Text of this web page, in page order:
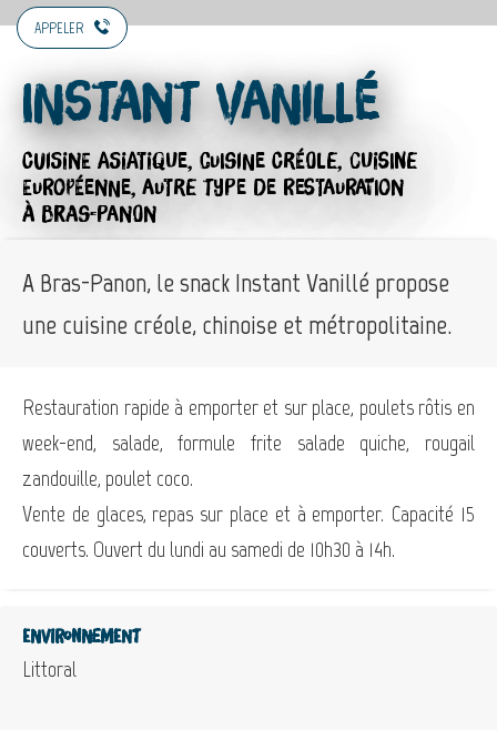
APPELER
Instant Vanillé
CUISINE ASIATIQUE, CUISINE CRÉOLE, CUISINE
EUROPÉENNE, AUTRE TYPE DE RESTAURATION
À BRAS-PANON
A Bras-Panon, le snack Instant Vanillé propose
une cuisine créole, chinoise et métropolitaine.
Restauration rapide à emporter et sur place, poulets rôtis en
week-end, salade, formule frite salade quiche, rougail
zandouille, poulet coco.
Vente de glaces, repas sur place et à emporter. Capacité 15
couverts. Ouvert du lundi au samedi de 10h30 à 14h.
Environnement
Littoral